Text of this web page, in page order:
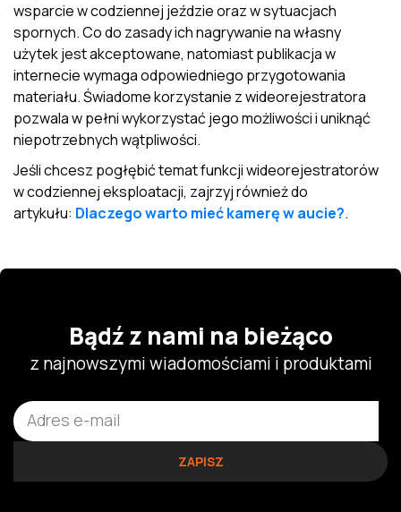
wsparcie w codziennej jeździe oraz w sytuacjach
spornych. Co do zasady ich nagrywanie na własny
użytek jest akceptowane, natomiast publikacja w
internecie wymaga odpowiedniego przygotowania
materiału. Świadome korzystanie z wideorejestratora
pozwala w pełni wykorzystać jego możliwości i uniknąć
niepotrzebnych wątpliwości.
Jeśli chcesz pogłębić temat funkcji wideorejestratorów
w codziennej eksploatacji, zajrzyj również do
artykułu: Dlaczego warto mieć kamerę w aucie?.
Bądź z nami na bieżąco
z najnowszymi wiadomościami i produktami